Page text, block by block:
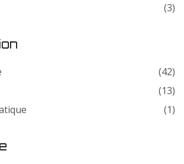
(3)
(42)
(13)
(1)